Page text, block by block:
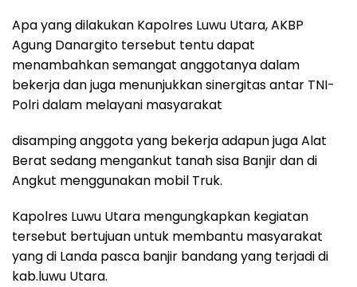
Apa yang dilakukan Kapolres Luwu Utara, AKBP
Agung Danargito tersebut tentu dapat
menambahkan semangat anggotanya dalam
bekerja dan juga menunjukkan sinergitas antar TNI-
Polri dalam melayani masyarakat
disamping anggota yang bekerja adapun juga Alat
Berat sedang mengankut tanah sisa Banjir dan di
Angkut menggunakan mobil Truk.
Kapolres Luwu Utara mengungkapkan kegiatan
tersebut bertujuan untuk membantu masyarakat
yang di Landa pasca banjir bandang yang terjadi di
kab.luwu Utara.